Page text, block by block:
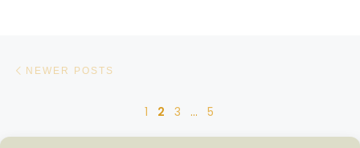
NEWER POSTS
1 2 3 … 5